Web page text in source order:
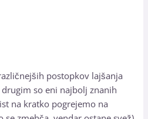
postopkov lajšanja
so eni najbolj znanih
na kratko pogrejemo na